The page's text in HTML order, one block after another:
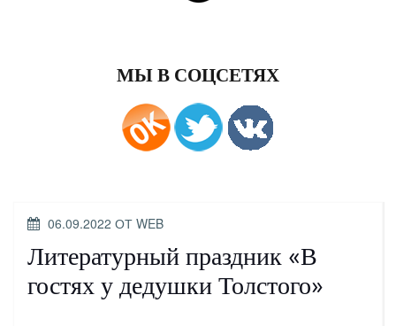
МЫ В СОЦСЕТЯХ
ОПУБЛИКОВАНО
06.09.2022 ОТ WEB
Литературный праздник «В
гостях у дедушки Толстого»